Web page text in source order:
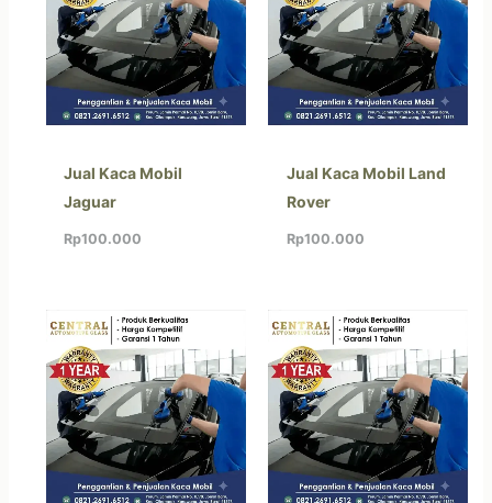
Jual Kaca Mobil
Jaguar
Rp100.000
Jual Kaca Mobil Land
Rover
Rp100.000